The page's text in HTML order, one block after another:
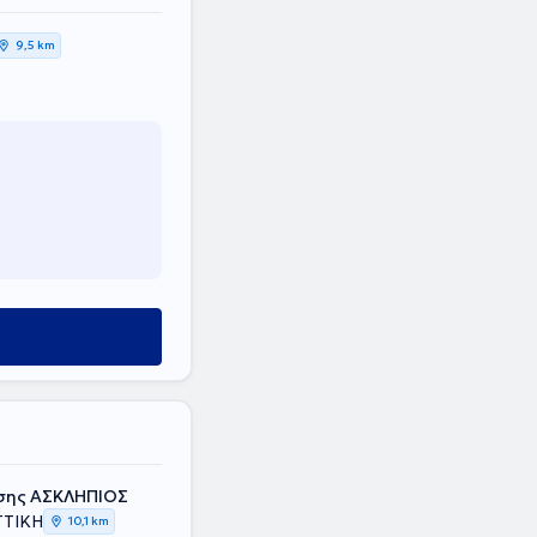
9,5 km
ΑΣΚΛΗΠΙΟΣ
10,1 km